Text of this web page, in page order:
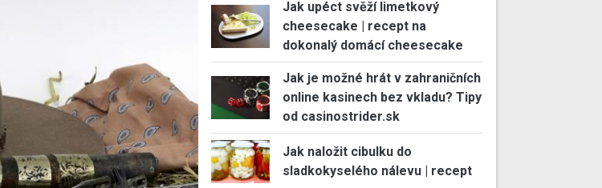
Jak upéct svěží limetkový
cheesecake | recept na
dokonalý domácí cheesecake
Jak je možné hrát v zahraničních
online kasinech bez vkladu? Tipy
od casinostrider.sk
Jak naložit cibulku do
sladkokyselého nálevu | recept